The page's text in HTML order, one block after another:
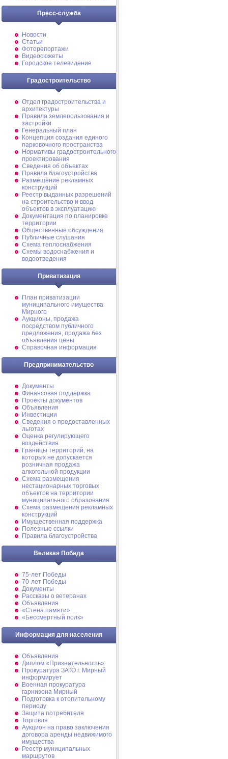
Пресс-служба
Новости
Статьи
Фоторепортажи
Видеосюжеты
Городское телевидение
Градостроительство
Отдел градостроительства и
архитектуры
Правила землепользования и
застройки
Генеральный план
Концепция создания единого
парковочного пространства
Нормативы градостроительного
проектирования
Сведения об объектах
Правила благоустройства
Размещение рекламных
конструкций
Реестр выданных разрешений
на строительство и ввод
объектов в эксплуатацию
Документация по планировке
территории
Общественные обсуждения
Публичные слушания
Схема теплоснабжения
Схемы водоснабжения и
водоотведения
Приватизация
План приватизации
муниципального имущества
Мирного
Аукционы, продажа
посредством публичного
предложения, продажа без
объявления цены
Справочная информация
Предпринимательство
Документы
Финансовая поддержка
Проекты документов
Объявления
Инвестиции
Сведения о предоставленных
льготах
Оценка регулирующего
воздействия
Границы территорий, на
которых не допускается
розничная продажа
алкогольной продукции
Схема размещения
нестационарных торговых
объектов на территории
муниципального образования
Схема размещения рекламных
конструкций
Имущественная поддержка
Полезные ссылки
Правила благоустройства
Великая Победа
75-лет Победы
70-лет Победы
Документы
Рассказы о ветеранах
Объявления
«Стена памяти»
«Бессмертный полк»
Информация для населения
Объявления
Диплом «Признательность»
Прокуратура ЗАТО г. Мирный
информирует
Военная прокуратура
гарнизона Мирный
Подготовка к отопительному
периоду
Защита потребителя
Торговля
Аукцион на право заключения
договора аренды недвижимого
имущества
Реестр муниципальных
маршрутов